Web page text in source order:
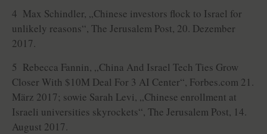
4 Max Schindler, „Chinese investors flock to Israel for
unlikely reasons“, The Jerusalem Post, 20. Dezember
2017.
5 Rebecca Fannin, „China And Israel Tech Ties Grow
Closer With $10M Deal For 3 AI Center“, Forbes.com 21.
März 2017; sowie Sarah Levi, „Chinese enrollment at
Israeli universities skyrockets“, The Jerusalem Post, 14.
August 2017.